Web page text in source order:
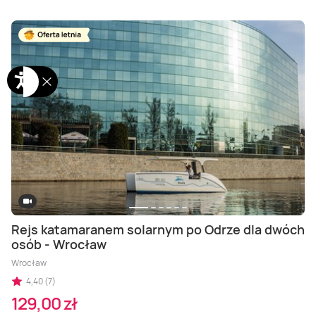
Rejs katamaranem solarnym po Odrze dla dwóch
osób - Wrocław
Wrocław
4,40 (7)
129,00 zł